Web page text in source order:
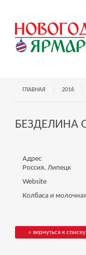
ГЛАВНАЯ 2016
БЕЗДЕЛИНА
Адрес
Россия, Липецк
Website
Колбаса и
« вернуться к